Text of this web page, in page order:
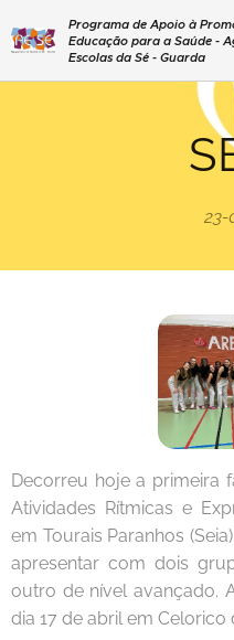
Programa de Apoio à
Educação para a Saúde -
Escolas da Sé - Guarda
23-
Decorreu hoje a primeira
Atividades Rítmicas e
em Tourais Paranhos
apresentar com dois
outro de nível avançado.
dia 17 de abril em Celorico